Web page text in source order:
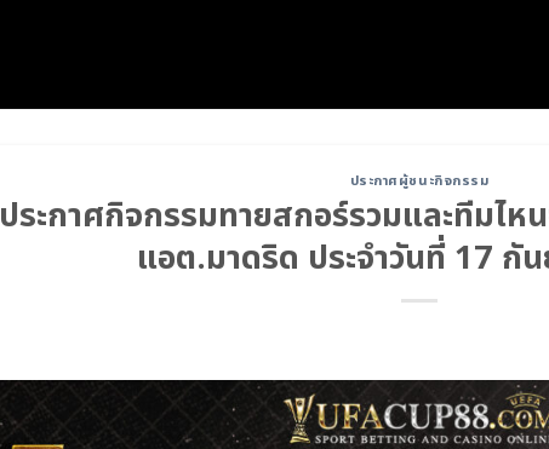
ประกาศผู้ชนะกิจกรรม
ประกาศกิจกรรมทายสกอร์รวมและทีมไห
แอต.มาดริด ประจำวันที่ 17 กั